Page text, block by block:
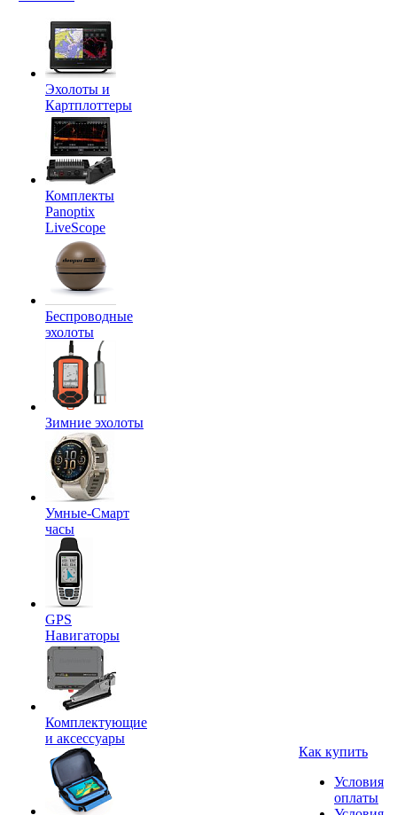
Эхолоты и
Картплоттеры
Комплекты
Panoptix
LiveScope
Беспроводные
эхолоты
Зимние эхолоты
Умные-Смарт
часы
GPS
Навигаторы
Комплектующие
и аксессуары
Как купить
Условия
оплаты